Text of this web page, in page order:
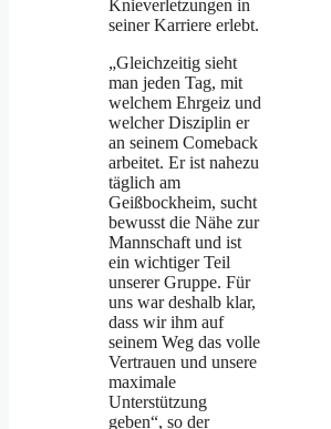
Knieverletzungen in
seiner Karriere erlebt.
„Gleichzeitig sieht
man jeden Tag, mit
welchem Ehrgeiz und
welcher Disziplin er
an seinem Comeback
arbeitet. Er ist nahezu
täglich am
Geißbockheim, sucht
bewusst die Nähe zur
Mannschaft und ist
ein wichtiger Teil
unserer Gruppe. Für
uns war deshalb klar,
dass wir ihm auf
seinem Weg das volle
Vertrauen und unsere
maximale
Unterstützung
geben“, so der